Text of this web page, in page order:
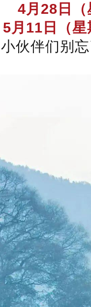
4月28日
5月11日（
小伙伴们别